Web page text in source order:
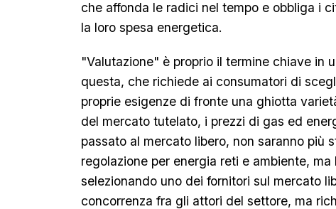
che affonda le radici nel tempo e obbliga i
la loro spesa energetica.
"Valutazione" è proprio il termine chiave in
questa, che richiede ai consumatori di
proprie esigenze di fronte una ghiotta
del mercato tutelato, i prezzi di gas ed
passato al mercato libero, non saranno più
regolazione per energia reti e ambiente,
selezionando uno dei fornitori sul mercato
concorrenza fra gli attori del settore, ma